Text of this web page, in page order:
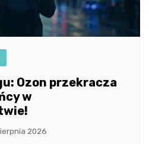
Ozon przekracza
w
2026